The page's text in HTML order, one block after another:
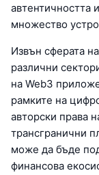
автентичността
множество
Извън сферата
различни
на Web3
рамките на
авторски права
трансгранични
може да бъде
финансова